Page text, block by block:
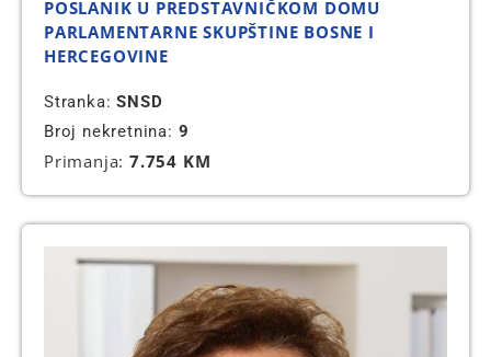
POSLANIK U PREDSTAVNIČKOM DOMU
PARLAMENTARNE SKUPŠTINE BOSNE I
HERCEGOVINE
Stranka:SNSD
Broj nekretnina: 9
Primanja: 7.754 KM